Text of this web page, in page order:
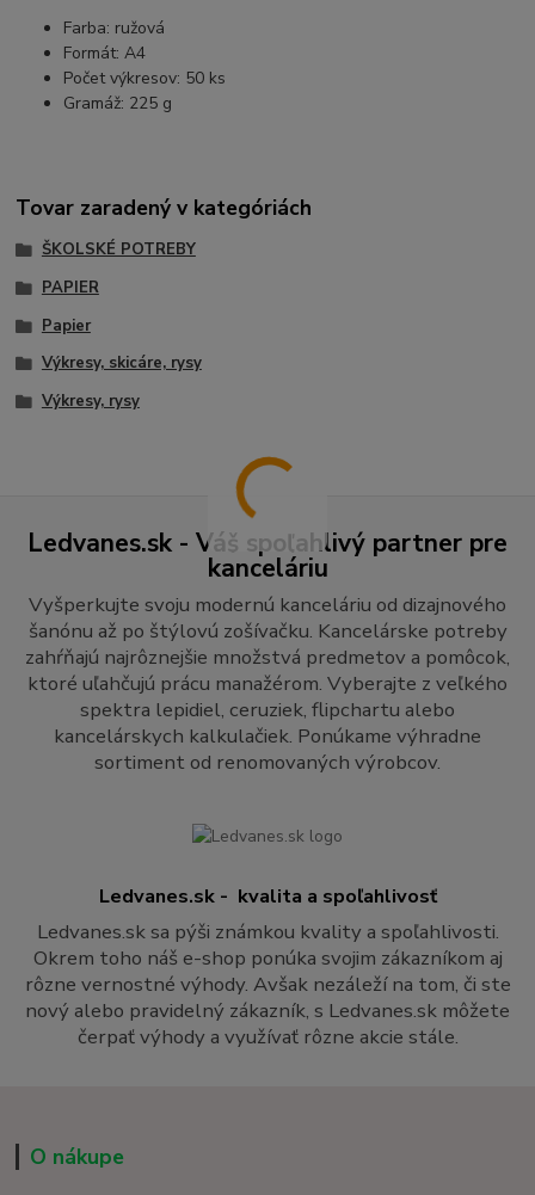
Farba: ružová
Formát: A4
Počet výkresov: 50 ks
Gramáž: 225 g
Tovar zaradený v kategóriách
ŠKOLSKÉ POTREBY
PAPIER
Papier
Výkresy, skicáre, rysy
Výkresy, rysy
Ledvanes.sk - Váš spoľahlivý partner pre
kanceláriu
Vyšperkujte svoju modernú kanceláriu od dizajnového
šanónu až po štýlovú zošívačku. Kancelárske potreby
zahŕňajú najrôznejšie množstvá predmetov a pomôcok,
ktoré uľahčujú prácu manažérom. Vyberajte z veľkého
spektra lepidiel, ceruziek, flipchartu alebo
kancelárskych kalkulačiek. Ponúkame výhradne
sortiment od renomovaných výrobcov.
Ledvanes.sk - kvalita a spoľahlivosť
Ledvanes.sk sa pýši známkou kvality a spoľahlivosti.
Okrem toho náš e-shop ponúka svojim zákazníkom aj
rôzne vernostné výhody. Avšak nezáleží na tom, či ste
nový alebo pravidelný zákazník, s Ledvanes.sk môžete
čerpať výhody a využívať rôzne akcie stále.
O nákupe